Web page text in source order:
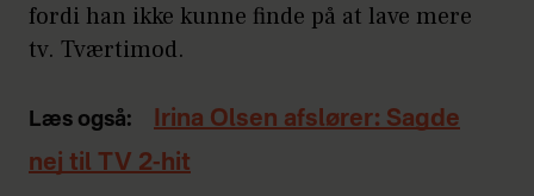
fordi han ikke kunne finde på at lave mere
tv. Tværtimod.
Læs også:
Irina Olsen afslører: Sagde
nej til TV 2-hit